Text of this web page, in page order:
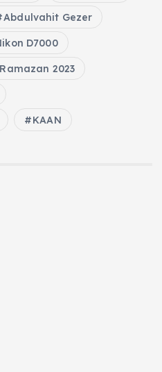
Abdulvahit Gezer
D7000
Ramazan 2023
KAAN